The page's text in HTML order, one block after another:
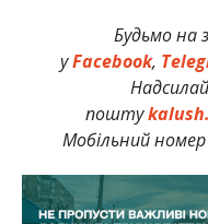
Будьмо на
уFacebook,
пошту
Мобільний номер